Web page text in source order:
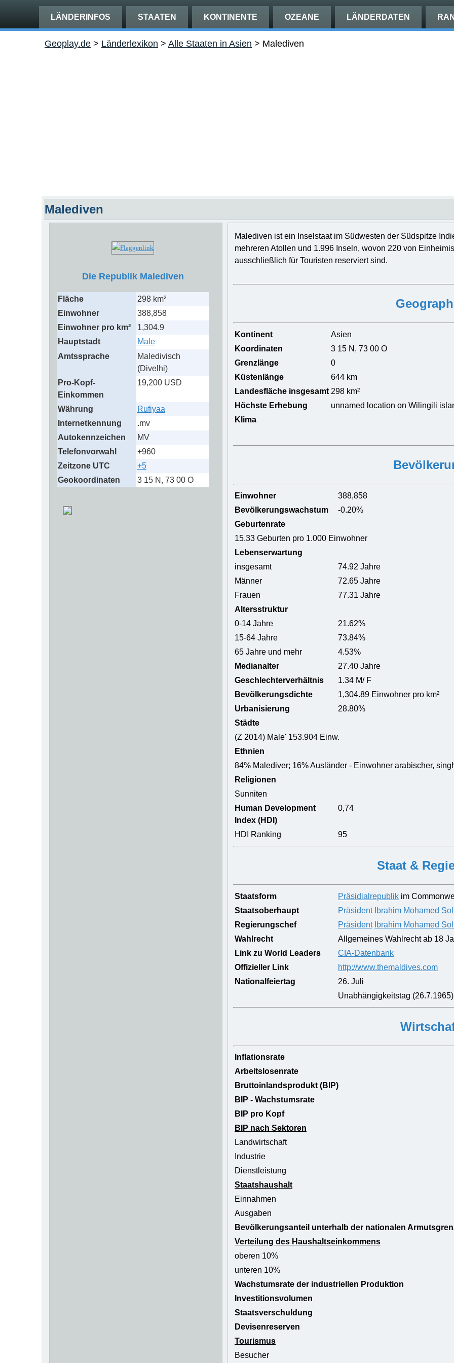
LÄNDERINFOS STAATEN KONTINENTE OZEANE LÄNDERDATEN
Geoplay.de > Länderlexikon > Alle Staaten in Asien > Malediven
Malediven
Die Republik Malediven
Fläche
298 km²
Einwohner
388,858
Einwohner pro km²
1,304.9
Hauptstadt
Male
Amtssprache
Maledivisch
(Divelhi)
Pro-Kopf-
Einkommen
19,200 USD
Währung
Rufiyaa
Internetkennung
.mv
Autokennzeichen
MV
Telefonvorwahl
+960
Zeitzone UTC
+5
Geokoordinaten
3 15 N, 73 00 O
Malediven ist ein Inselstaat im Südwesten der Südspitze
mehreren Atollen und 1.996 Inseln, wovon 220 von
ausschließlich für Touristen reserviert sind.
Kontinent
Asien
Koordinaten
3 15 N, 73 00 O
Grenzlänge
0
Küstenlänge
644 km
Landesfläche insgesamt 298 km²
Höchste Erhebung
unnamed location on Wilingili
Klima
Einwohner
388,858
Bevölkerungswachstum
-0.20%
Geburtenrate
15.33 Geburten pro 1.000 Einwohner
Lebenserwartung
insgesamt
74.92 Jahre
Männer
72.65 Jahre
Frauen
77.31 Jahre
Altersstruktur
0-14 Jahre
21.62%
15-64 Jahre
73.84%
65 Jahre und mehr
4.53%
Medianalter
27.40 Jahre
Geschlechterverhältnis
1.34 M/ F
Bevölkerungsdichte
1,304.89 Einwohner pro km²
Urbanisierung
28.80%
Städte
(Z 2014) Male' 153.904 Einw.
Ethnien
84% Malediver; 16% Ausländer - Einwohner arabischer,
Religionen
Sunniten
Human Development
Index (HDI)
0,74
HDI Ranking 95
Staat &
Staatsform Präsidialrepublik im
Staatsoberhaupt
Präsident Ibrahim Mohamed
Regierungschef
Präsident Ibrahim Mohamed
Wahlrecht
Allgemeines Wahlrecht ab 18
Link zu World Leaders
CIA-Datenbank
Offizieller Link
http://www.themaldives.com
Nationalfeiertag
26. Juli
Unabhängigkeitstag (26.7.1965)
Inflationsrate
Arbeitslosenrate
Bruttoinlandsprodukt (BIP)
BIP - Wachstumsrate
BIP pro Kopf
BIP nach Sektoren
Landwirtschaft
Industrie
Dienstleistung
Staatshaushalt
Einnahmen
Ausgaben
Bevölkerungsanteil unterhalb der nationalen
Verteilung des Haushaltseinkommens
oberen 10%
unteren 10%
Wachstumsrate der industriellen Produktion
Investitionsvolumen
Staatsverschuldung
Devisenreserven
Tourismus
Besucher